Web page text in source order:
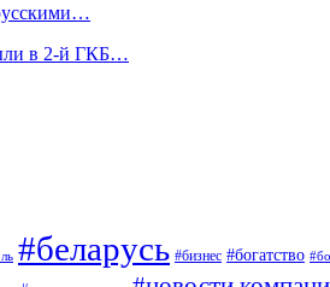
в 2-й ГКБ…
#беларусь #бизнес #богатство